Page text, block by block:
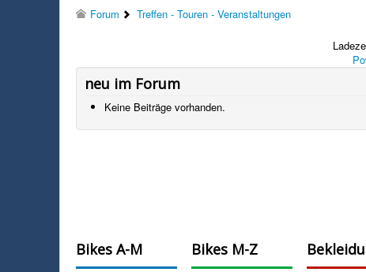
Forum Treffen - Touren - Veranstaltungen
neu im Forum
Keine Beiträge vorhanden.
Bikes A-M Bikes M-Z